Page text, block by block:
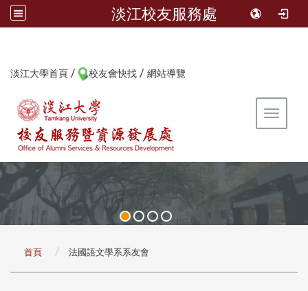
淡江校友服務處
淡江大學首頁 / 校友會快找 / 網站導覽
Toggle
首頁 法國語文學系系友會